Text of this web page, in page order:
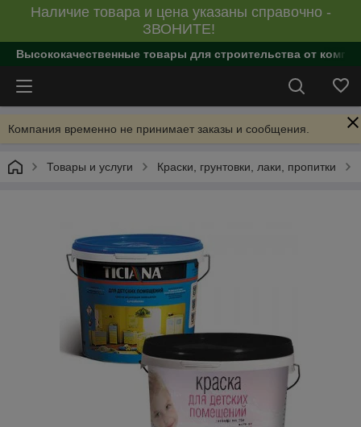
Наличие товара и цена указаны справочно -
ЗВОНИТЕ!
Высококачественные товары для строительства от
Компания временно не принимает заказы и сообщения.
Товары и услуги Краски, грунтовки, лаки, пропитки